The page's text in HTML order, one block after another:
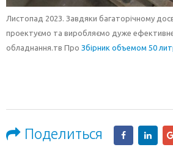
Листопад 2023. Завдяки багаторічному
проектуємо та виробляємо дуже
обладнання. тв Про Збірник объемом 50
Поделиться